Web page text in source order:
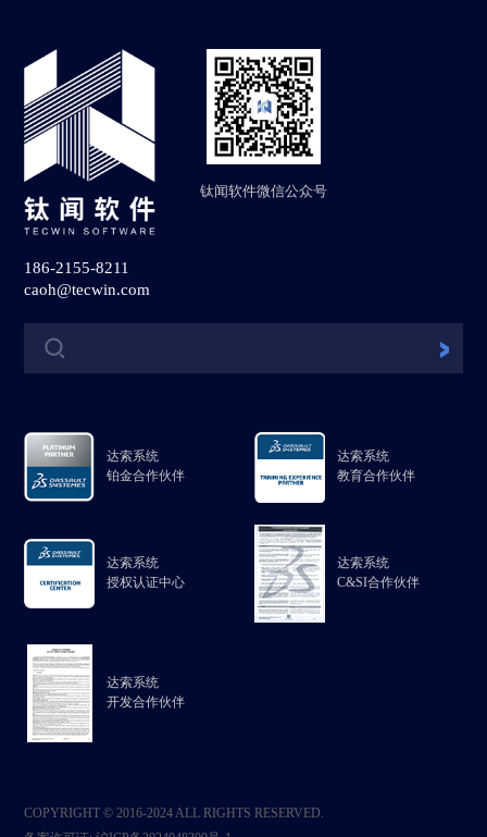
钛闻软件微信公众号
186-2155-8211
caoh@tecwin.com
达索系统
铂金合作伙伴
达索系统
教育合作伙伴
达索系统
授权认证中心
达索系统
C&SI合作伙伴
达索系统
开发合作伙伴
COPYRIGHT © 2016-2024 ALL RIGHTS RESERVED.